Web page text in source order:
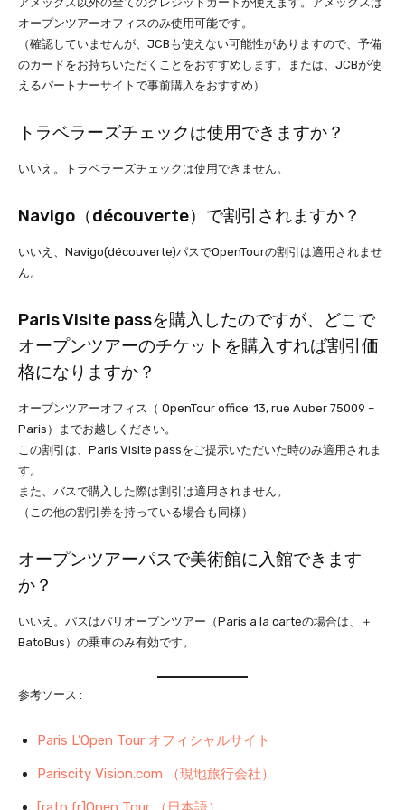
オープンツアーオフィスのみ使用可能です。
（確認していませんが、JCBも使えない可能性がありますので、予備
のカードをお持ちいただくことをおすすめします。または、JCBが使
えるパートナーサイトで事前購入をおすすめ）
トラベラーズチェックは使用できますか？
いいえ。トラベラーズチェックは使用できません。
Navigo（découverte）で割引されますか？
いいえ、Navigo(découverte)パスでOpenTourの割引は適用されませ
ん。
Paris Visite passを購入したのですが、どこで
オープンツアーのチケットを購入すれば割引価
格になりますか？
オープンツアーオフィス（ OpenTour office: 13, rue Auber 75009 –
Paris）までお越しください。
この割引は、Paris Visite passをご提示いただいた時のみ適用されま
す。
また、バスで購入した際は割引は適用されません。
（この他の割引券を持っている場合も同様）
オープンツアーパスで美術館に入館できます
か？
いいえ。パスはパリオープンツアー（Paris a la carteの場合は、＋
BatoBus）の乗車のみ有効です。
参考ソース :
Paris L’Open Tour オフィシャルサイト
Pariscity Vision.com （現地旅行会社）